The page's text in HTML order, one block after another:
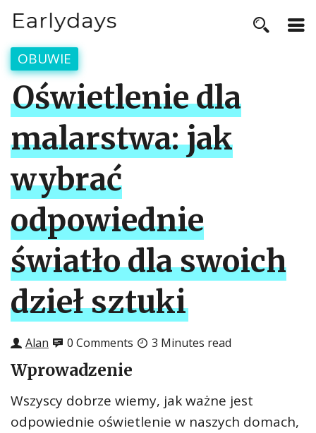
OBUWIE
Oświetlenie dla
malarstwa: jak
wybrać
odpowiednie
światło dla swoich
dzieł sztuki
Alan 0 Comments 3 Minutes read
Wprowadzenie
Wszyscy dobrze wiemy, jak ważne jest
odpowiednie oświetlenie w naszych domach,